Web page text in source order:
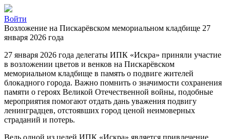
Войти
Возложение на Пискарёвском мемориальном кладбище 27
января 2026 года
27 января 2026 года делегаты ИПК «Искра» приняли участие
в возложении цветов и венков на Пискарёвском
мемориальном кладбище в память о подвиге жителей
блокадного города. Важно помнить о значимости сохранения
памяти о героях Великой Отечественной войны, подобные
мероприятия помогают отдать дань уважения подвигу
ленинградцев, отстоявших город ценой неимоверных
страданий и потерь.
Ведь одной из целей ИПК «Искра» является привлечение